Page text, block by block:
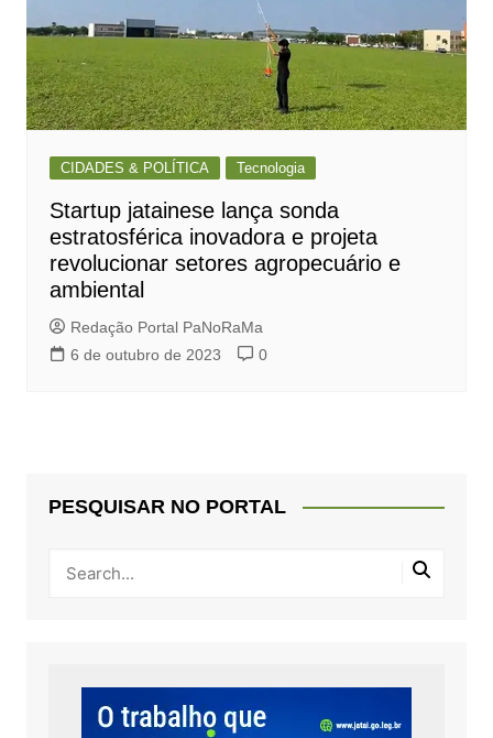
CIDADES & POLÍTICA Tecnologia
Startup jatainese lança sonda
estratosférica inovadora e projeta
revolucionar setores agropecuário e
ambiental
Redação Portal PaNoRaMa
6 de outubro de 2023
0
PESQUISAR NO PORTAL